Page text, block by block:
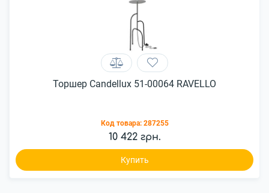
Торшер Candellux 51-00064 RAVELLO
Код товара: 287255
10 422 грн.
Купить